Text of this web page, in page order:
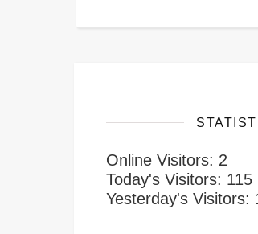
Online Visitors: 2
Today's Visitors: 115
Yesterday's Visitors: